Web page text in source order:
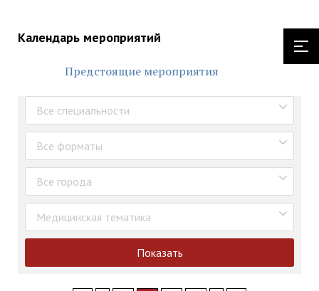
Календарь мероприятий
Предстоящие мероприятия
Все специальности
Все форматы
Все города
Медицинская тематика
Показать